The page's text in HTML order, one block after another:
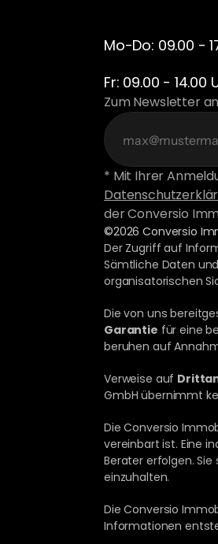
Mo-Do: 09.00 -
Fr: 09.00 - 14.00
Zum Newsletter
der Conversio
©2026 Conversio
Der Zugriff auf
Sämtliche Daten
organisatorischen
Die von uns
Garantie für eine
beruhen auf
Verweise auf
GmbH übernimmt
Die Conversio
vereinbart ist. Eine
Berater erfolgen.
einzuhalten.
Die Conversio
Informationen